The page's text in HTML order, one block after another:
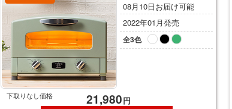
08月10日お届け可能
2022年01月発売
全3色
下取りなし価格 21,980円